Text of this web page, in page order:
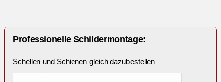
Professionelle Schildermontage:
Schellen und Schienen gleich dazubestellen